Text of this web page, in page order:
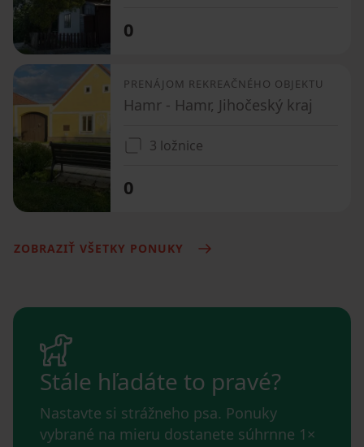
0
PRENÁJOM REKREAČNÉHO OBJEKTU
Hamr - Hamr, Jihočeský kraj
3 ložnice
0
ZOBRAZIŤ VŠETKY PONUKY
Stále hľadáte to pravé?
Nastavte si strážneho psa. Ponuky
vybrané na mieru dostanete súhrnne 1×